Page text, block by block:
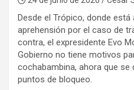
Desde el Trópico, donde
aprehensión por el caso de
contra, el expresidente Evo
Gobierno no tiene motivos
cochabambina, ahora que
puntos de bloqueo.